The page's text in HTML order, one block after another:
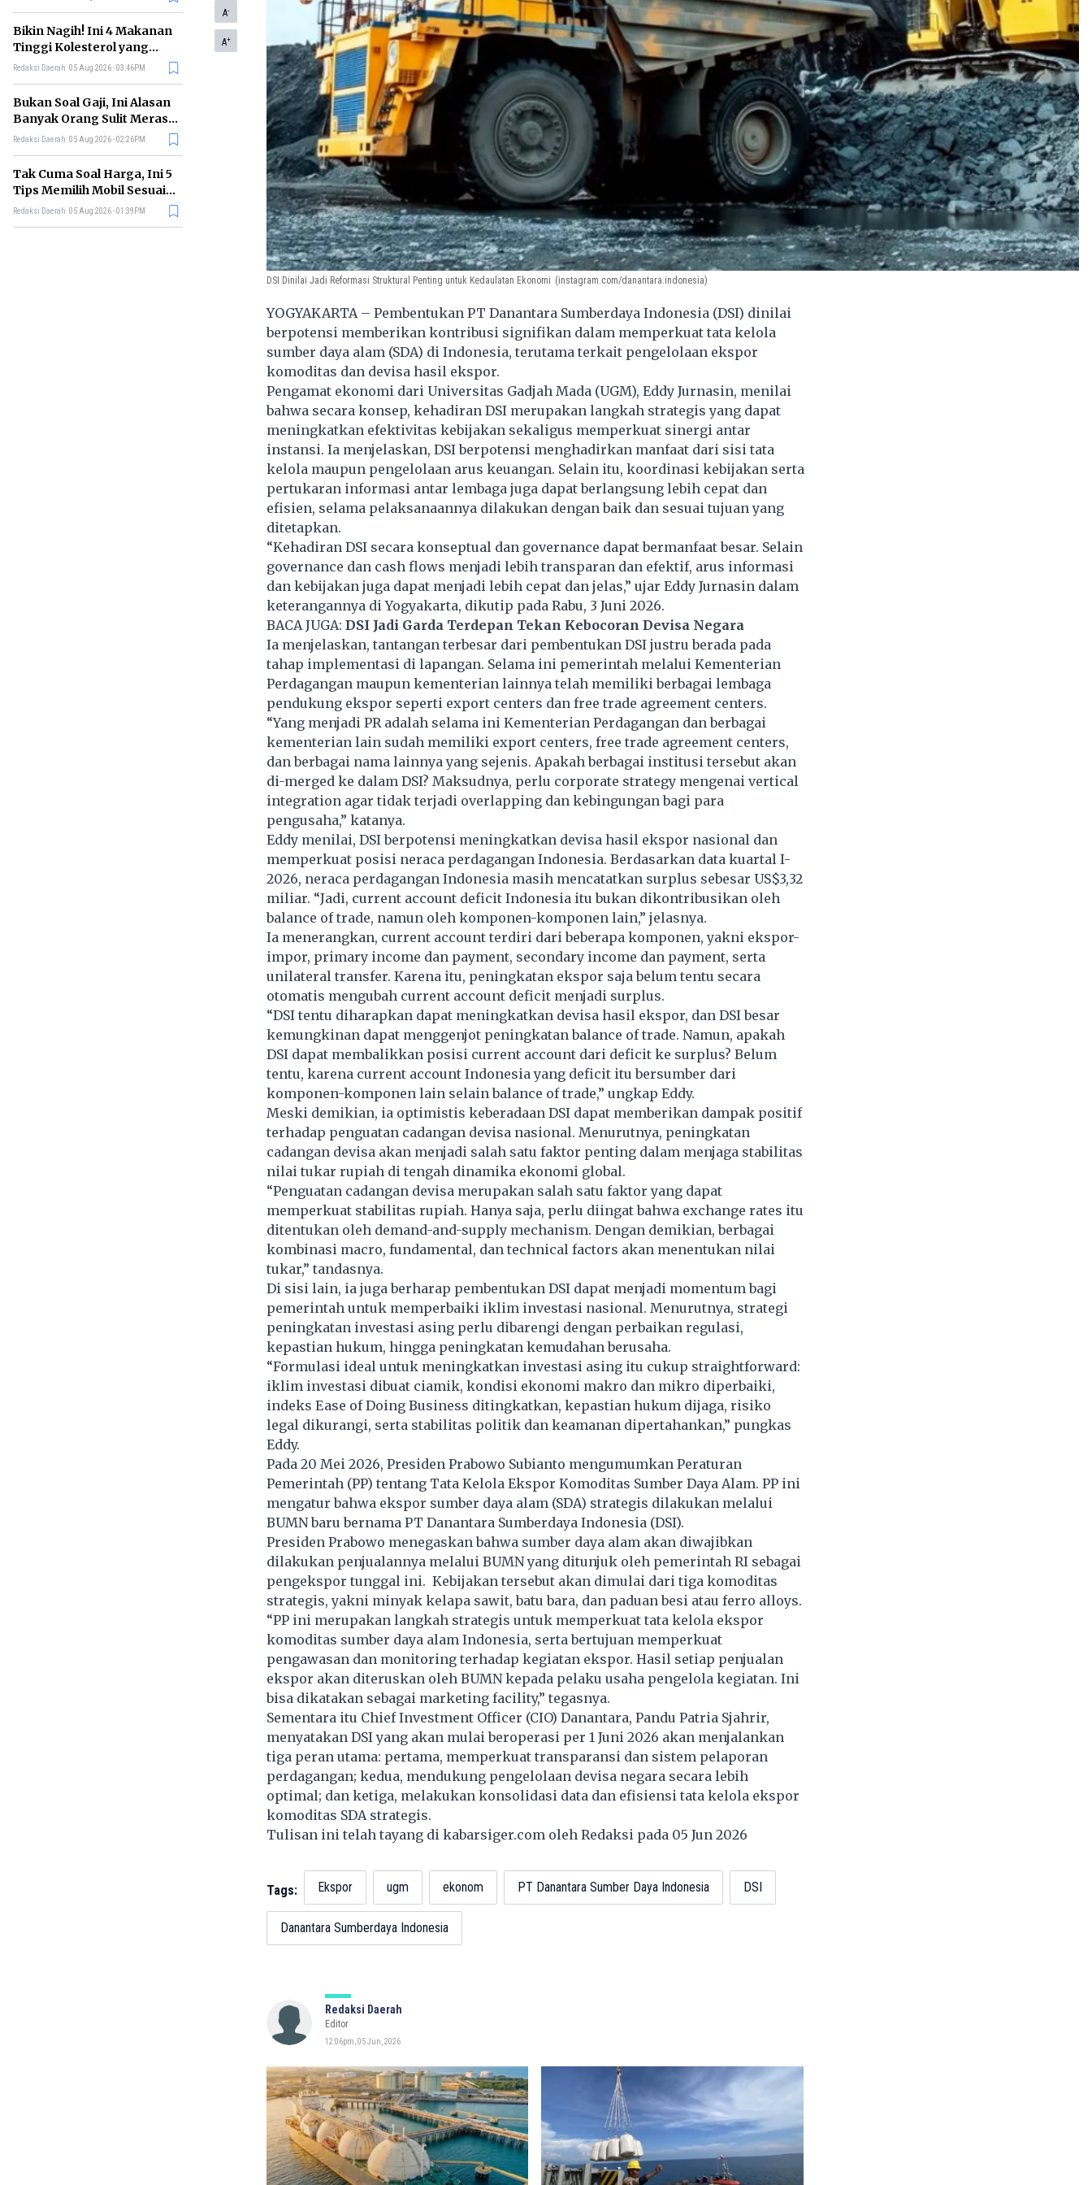
Bikin Nagih! Ini 4 Makanan
Tinggi Kolesterol yang
Sebaiknya Dikurangi
Redaksi Daerah 05 Aug 2026 - 03:46PM
Bukan Soal Gaji, Ini Alasan
Banyak Orang Sulit Merasa
Cukup
Redaksi Daerah 05 Aug 2026 - 02:26PM
Tak Cuma Soal Harga, Ini 5
Tips Memilih Mobil Sesuai
Kebutuhan
Redaksi Daerah 05 Aug 2026 - 01:39PM
A-
A+
DSI Dinilai Jadi Reformasi Struktural Penting untuk Kedaulatan Ekonomi (instagram.com/danantara.indonesia)
YOGYAKARTA – Pembentukan PT Danantara Sumberdaya Indonesia (DSI) dinilai
berpotensi memberikan kontribusi signifikan dalam memperkuat tata kelola
sumber daya alam (SDA) di Indonesia, terutama terkait pengelolaan ekspor
komoditas dan devisa hasil ekspor.
Pengamat ekonomi dari Universitas Gadjah Mada (UGM), Eddy Jurnasin, menilai
bahwa secara konsep, kehadiran DSI merupakan langkah strategis yang dapat
meningkatkan efektivitas kebijakan sekaligus memperkuat sinergi antar
instansi. Ia menjelaskan, DSI berpotensi menghadirkan manfaat dari sisi tata
kelola maupun pengelolaan arus keuangan. Selain itu, koordinasi kebijakan serta
pertukaran informasi antar lembaga juga dapat berlangsung lebih cepat dan
efisien, selama pelaksanaannya dilakukan dengan baik dan sesuai tujuan yang
ditetapkan.
“Kehadiran DSI secara konseptual dan governance dapat bermanfaat besar. Selain
governance dan cash flows menjadi lebih transparan dan efektif, arus informasi
dan kebijakan juga dapat menjadi lebih cepat dan jelas,” ujar Eddy Jurnasin dalam
keterangannya di Yogyakarta, dikutip pada Rabu, 3 Juni 2026.
BACA JUGA: DSI Jadi Garda Terdepan Tekan Kebocoran Devisa Negara
Ia menjelaskan, tantangan terbesar dari pembentukan DSI justru berada pada
tahap implementasi di lapangan. Selama ini pemerintah melalui Kementerian
Perdagangan maupun kementerian lainnya telah memiliki berbagai lembaga
pendukung ekspor seperti export centers dan free trade agreement centers.
“Yang menjadi PR adalah selama ini Kementerian Perdagangan dan berbagai
kementerian lain sudah memiliki export centers, free trade agreement centers,
dan berbagai nama lainnya yang sejenis. Apakah berbagai institusi tersebut akan
di-merged ke dalam DSI? Maksudnya, perlu corporate strategy mengenai vertical
integration agar tidak terjadi overlapping dan kebingungan bagi para
pengusaha,” katanya.
Eddy menilai, DSI berpotensi meningkatkan devisa hasil ekspor nasional dan
memperkuat posisi neraca perdagangan Indonesia. Berdasarkan data kuartal I-
2026, neraca perdagangan Indonesia masih mencatatkan surplus sebesar US$3,32
miliar. “Jadi, current account deficit Indonesia itu bukan dikontribusikan oleh
balance of trade, namun oleh komponen-komponen lain,” jelasnya.
Ia menerangkan, current account terdiri dari beberapa komponen, yakni ekspor-
impor, primary income dan payment, secondary income dan payment, serta
unilateral transfer. Karena itu, peningkatan ekspor saja belum tentu secara
otomatis mengubah current account deficit menjadi surplus.
“DSI tentu diharapkan dapat meningkatkan devisa hasil ekspor, dan DSI besar
kemungkinan dapat menggenjot peningkatan balance of trade. Namun, apakah
DSI dapat membalikkan posisi current account dari deficit ke surplus? Belum
tentu, karena current account Indonesia yang deficit itu bersumber dari
komponen-komponen lain selain balance of trade,” ungkap Eddy.
Meski demikian, ia optimistis keberadaan DSI dapat memberikan dampak positif
terhadap penguatan cadangan devisa nasional. Menurutnya, peningkatan
cadangan devisa akan menjadi salah satu faktor penting dalam menjaga stabilitas
nilai tukar rupiah di tengah dinamika ekonomi global.
“Penguatan cadangan devisa merupakan salah satu faktor yang dapat
memperkuat stabilitas rupiah. Hanya saja, perlu diingat bahwa exchange rates itu
ditentukan oleh demand-and-supply mechanism. Dengan demikian, berbagai
kombinasi macro, fundamental, dan technical factors akan menentukan nilai
tukar,” tandasnya.
Di sisi lain, ia juga berharap pembentukan DSI dapat menjadi momentum bagi
pemerintah untuk memperbaiki iklim investasi nasional. Menurutnya, strategi
peningkatan investasi asing perlu dibarengi dengan perbaikan regulasi,
kepastian hukum, hingga peningkatan kemudahan berusaha.
“Formulasi ideal untuk meningkatkan investasi asing itu cukup straightforward:
iklim investasi dibuat ciamik, kondisi ekonomi makro dan mikro diperbaiki,
indeks Ease of Doing Business ditingkatkan, kepastian hukum dijaga, risiko
legal dikurangi, serta stabilitas politik dan keamanan dipertahankan,” pungkas
Eddy.
Pada 20 Mei 2026, Presiden Prabowo Subianto mengumumkan Peraturan
Pemerintah (PP) tentang Tata Kelola Ekspor Komoditas Sumber Daya Alam. PP ini
mengatur bahwa ekspor sumber daya alam (SDA) strategis dilakukan melalui
BUMN baru bernama PT Danantara Sumberdaya Indonesia (DSI).
Presiden Prabowo menegaskan bahwa sumber daya alam akan diwajibkan
dilakukan penjualannya melalui BUMN yang ditunjuk oleh pemerintah RI sebagai
pengekspor tunggal ini. Kebijakan tersebut akan dimulai dari tiga komoditas
strategis, yakni minyak kelapa sawit, batu bara, dan paduan besi atau ferro alloys.
“PP ini merupakan langkah strategis untuk memperkuat tata kelola ekspor
komoditas sumber daya alam Indonesia, serta bertujuan memperkuat
pengawasan dan monitoring terhadap kegiatan ekspor. Hasil setiap penjualan
ekspor akan diteruskan oleh BUMN kepada pelaku usaha pengelola kegiatan. Ini
bisa dikatakan sebagai marketing facility,” tegasnya.
Sementara itu Chief Investment Officer (CIO) Danantara, Pandu Patria Sjahrir,
menyatakan DSI yang akan mulai beroperasi per 1 Juni 2026 akan menjalankan
tiga peran utama: pertama, memperkuat transparansi dan sistem pelaporan
perdagangan; kedua, mendukung pengelolaan devisa negara secara lebih
optimal; dan ketiga, melakukan konsolidasi data dan efisiensi tata kelola ekspor
komoditas SDA strategis.
Tulisan ini telah tayang di kabarsiger.comoleh Redaksi pada 05 Jun 2026
Tags: Ekspor ugm ekonom PT Danantara Sumber Daya Indonesia DSI
Danantara Sumberdaya Indonesia
Redaksi Daerah
Editor
12:06pm, 05 Jun, 2026